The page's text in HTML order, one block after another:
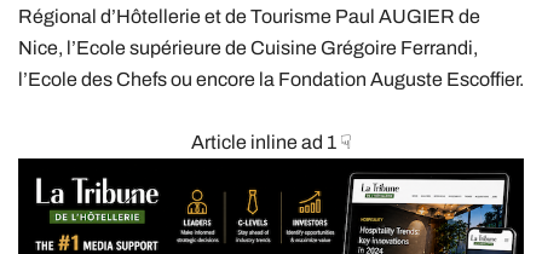
Régional d’Hôtellerie et de Tourisme Paul AUGIER de
Nice, l’Ecole supérieure de Cuisine Grégoire Ferrandi,
l’Ecole des Chefs ou encore la Fondation Auguste Escoffier.
Article inline ad 1 ☟